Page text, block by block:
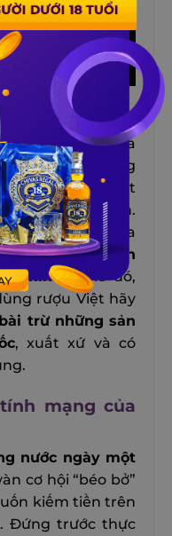
năm khác, người
đi vào cửa tử mà
chính là những
là một sự thật
được chấp nhận.
chờ vào tòa
chỉ có bản thân
mình . Vì lẽ đó,
rượu Việt hãy
trừ những sản
, xuất xứ và có
mạng của
nước ngày một
cơ hội “béo bở”
kiếm tiền trên
Đứng trước thực